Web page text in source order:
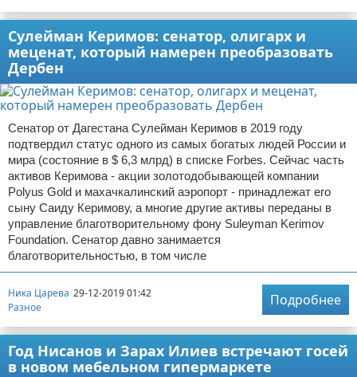
Сулейман Керимов: сенатор, олигарх и
меценат, который намерен преобразовать
Дербен
Сенатор от Дагестана Сулейман Керимов в 2019 году
подтвердил статус одного из самых богатых людей России и
мира (состояние в $ 6,3 млрд) в списке Forbes. Сейчас часть
активов Керимова - акции золотодобывающей компании
Polyus Gold и махачкалинский аэропорт - принадлежат его
сыну Саиду Керимову, а многие другие активы переданы в
управление благотворительному фону Suleyman Kerimov
Foundation. Сенатор давно занимается
благотворительностью, в том числе
Ника Царева 29-12-2019 01:42
Разное
Подробнее
Год Нисанов и Зарах Илиев встречают госей
в новом мебельном гипермаркете